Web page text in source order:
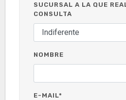
SUCURSAL A LA QUE
CONSULTA
NOMBRE
E-MAIL*